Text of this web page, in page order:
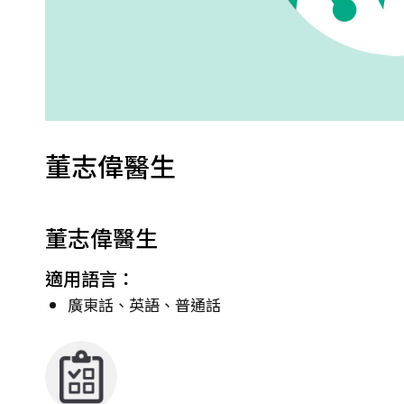
董志偉醫生
董志偉醫生
適用語言：
廣東話、英語、普通話